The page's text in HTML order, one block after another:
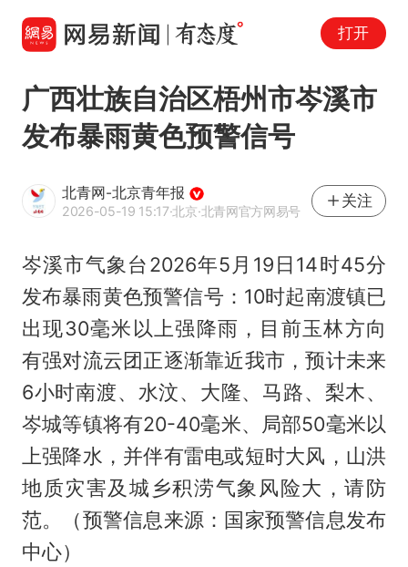
打开
广西壮族自治区梧州市岑溪市
发布暴雨黄色预警信号
北青网-北京青年报
2026-05-19 15:17·北京·北青网官方网易号
关注
岑溪市气象台2026年5月19日14时45分
发布暴雨黄色预警信号：10时起南渡镇已
出现30毫米以上强降雨，目前玉林方向
有强对流云团正逐渐靠近我市，预计未来
6小时南渡、水汶、大隆、马路、梨木、
岑城等镇将有20-40毫米、局部50毫米以
上强降水，并伴有雷电或短时大风，山洪
地质灾害及城乡积涝气象风险大，请防
范。（预警信息来源：国家预警信息发布
中心）